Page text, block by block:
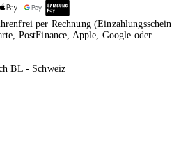
per Rechnung (Einzahlungsschein
PostFinance, Apple, Google oder
BL - Schweiz